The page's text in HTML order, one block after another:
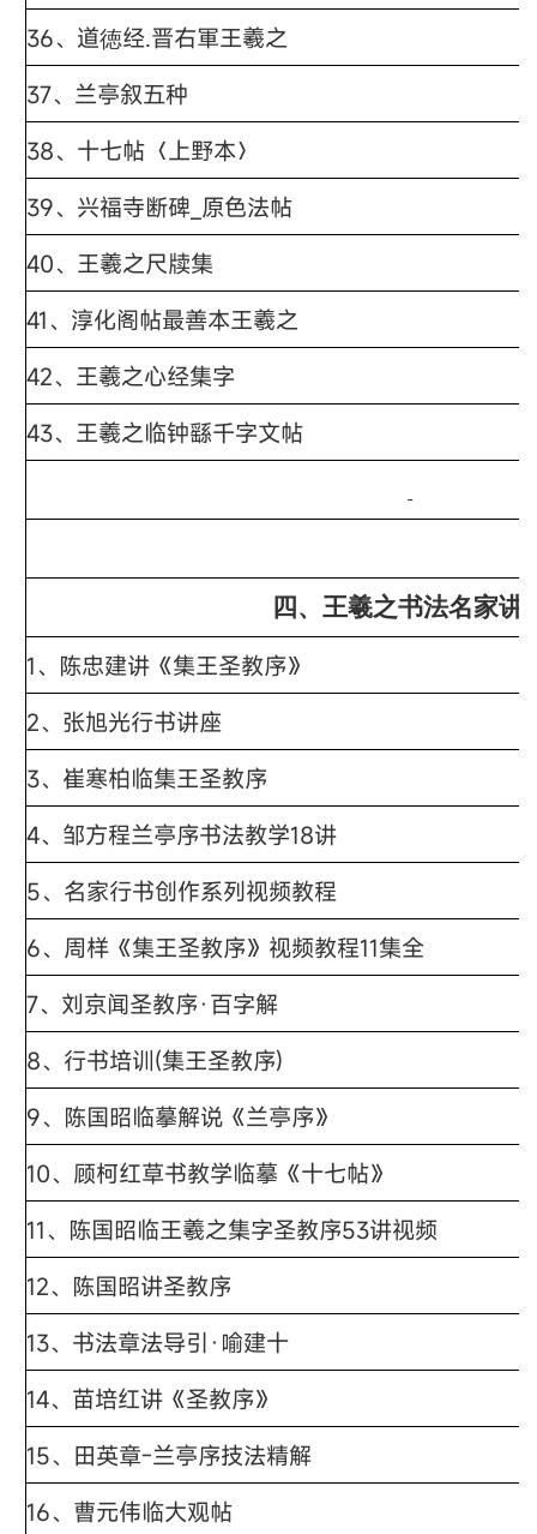
36、 道徳经.晋右軍王羲之
37、 兰亭叙五种
38、 十七帖〈上野本〉
39、 兴福寺断碑_原色法帖
40、 王羲之尺牍集
41、 淳化阁帖最善本王羲之
42、 王羲之心经集字
43、 王羲之临钟繇千字文帖
四、王羲之书法名家讲
1、 陈忠建讲《集王圣教序》
2、 张旭光行书讲座
3、 崔寒柏临集王圣教序
4、 邹方程兰亭序书法教学18讲
5、 名家行书创作系列视频教程
6、 周样《集王圣教序》视频教程11集全
7、 刘京闻圣教序·百字解
8、 行书培训(集王圣教序)
9、 陈国昭临摹解说《兰亭序》
10、 顾柯红草书教学临摹《十七帖》
11、 陈国昭临王羲之集字圣教序53讲视频
12、 陈国昭讲圣教序
13、书法章法导引·喻建十
14、 苗培红讲《圣教序》
15、田英章-兰亭序技法精解
16、 曹元伟临大观帖